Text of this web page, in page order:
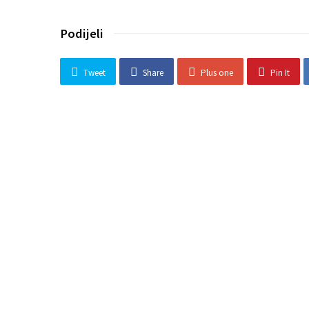
Podijeli
Tweet Share Plus one Pin It